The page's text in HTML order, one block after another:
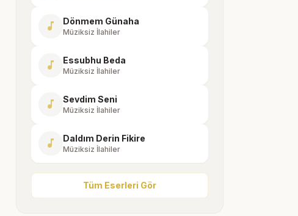
music_note Dönmem Günaha
Müziksiz İlahiler
music_note Essubhu Beda
Müziksiz İlahiler
music_note Sevdim Seni
Müziksiz İlahiler
music_note Daldım Derin Fikire
Müziksiz İlahiler
Tüm Eserleri Gör